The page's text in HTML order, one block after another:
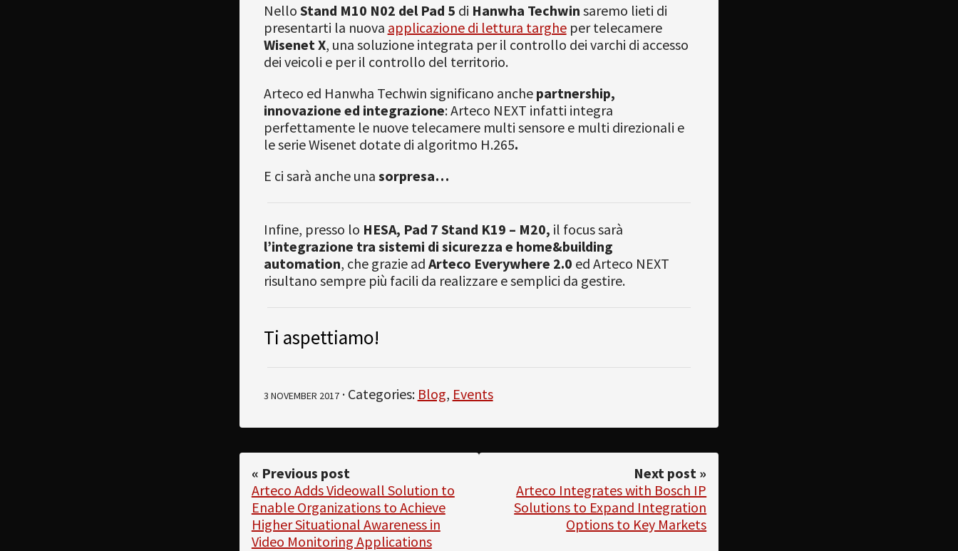
Nello Stand M10 N02 del Pad 5 di Hanwha Techwin saremo lieti di
presentarti la nuova applicazione di lettura targheper telecamere
Wisenet X, una soluzione integrata per il controllo dei varchi di accesso
dei veicoli e per il controllo del territorio.
Arteco ed Hanwha Techwin significano anche partnership,
innovazione ed integrazione: Arteco NEXT infatti integra
perfettamente le nuove telecamere multi sensore e multi direzionali e
le serie Wisenet dotate di algoritmo H.265.
E ci sarà anche una sorpresa…
Infine, presso lo HESA, Pad 7 Stand K19 – M20, il focus sarà
l’integrazione tra sistemi di sicurezza e home&building
automation, che grazie ad Arteco Everywhere 2.0 ed Arteco NEXT
risultano sempre più facili da realizzare e semplici da gestire.
Ti aspettiamo!
3 NOVEMBER 2017· Categories: Blog, Events
« Previous post
Arteco Adds Videowall Solution to
Enable Organizations to Achieve
Higher Situational Awareness in
Video Monitoring Applications
Next post »
Arteco Integrates with Bosch IP
Solutions to Expand Integration
Options to Key Markets